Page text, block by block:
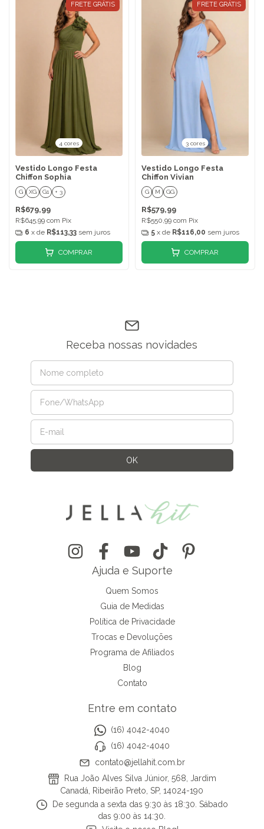
FRETE GRÁTIS
4 cores
Vestido Longo Festa
Chiffon Sophia
G XG G1 + 3
R$679,99
R$645,99 com Pix
6 x de R$113,33 sem juros
COMPRAR
FRETE GRÁTIS
3 cores
Vestido Longo Festa
Chiffon Vivian
G M GG
R$579,99
R$550,99 com Pix
5 x de R$116,00 sem juros
COMPRAR
Receba nossas novidades
Ajuda e Suporte
Quem Somos
Guia de Medidas
Política de Privacidade
Trocas e Devoluções
Programa de Afiliados
Blog
Contato
Entre em contato
(16) 4042-4040
(16) 4042-4040
contato@jellahit.com.br
Rua João Alves Silva Júnior, 568, Jardim
Canadá, Ribeirão Preto, SP, 14024-190
De segunda a sexta das 9:30 às 18:30. Sábado
das 9:00 às 14:30.